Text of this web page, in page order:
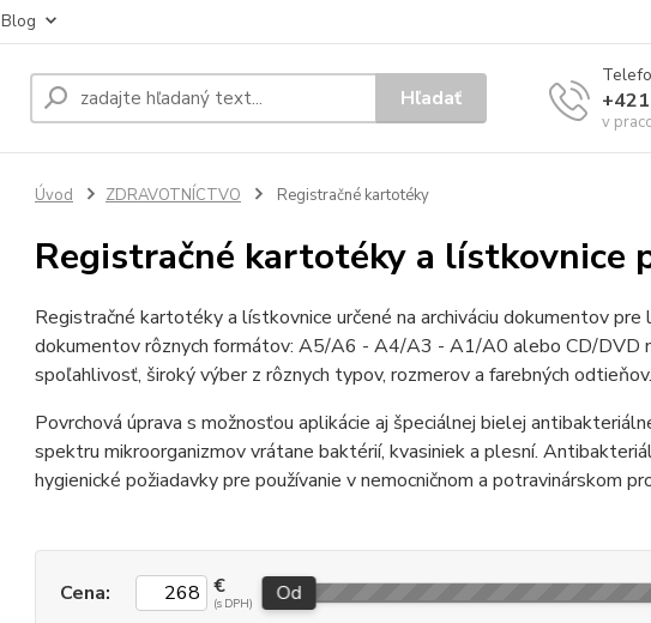
Blog
Hľadať
v
Úvod ZDRAVOTNÍCTVO Registračné kartotéky
Registračné kartotéky a lístkovnice
Registračné kartotéky a lístkovnice určené na archiváciu dokumentov pre
dokumentov rôznych formátov: A5/A6 - A4/A3 - A1/A0 alebo CD/DVD
spoľahlivosť, široký výber z rôznych typov, rozmerov a farebných odtieňov.
Povrchová úprava s možnosťou aplikácie aj špeciálnej bielej
spektru mikroorganizmov vrátane baktérií, kvasiniek a plesní.
hygienické požiadavky pre používanie v nemocničnom a potravinárskom
Cena: € Od